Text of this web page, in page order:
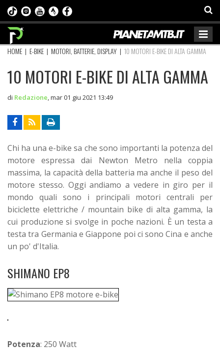
HOME | E-BIKE | MOTORI, BATTERIE, DISPLAY | 10 MOTORI E-BIKE DI ALTA GAMMA
10 MOTORI E-BIKE DI ALTA GAMMA
di Redazione mar 01 giu 2021 13:49
Chi ha una e-bike sa che sono importanti la potenza del
motore espressa dai Newton Metro nella coppia
massima, la capacità della batteria ma anche il peso del
motore stesso. Oggi andiamo a vedere in giro per il
mondo quali sono i principali motori centrali per
biciclette elettriche / mountain bike di alta gamma, la
cui produzione si svolge in poche nazioni. È un testa a
testa tra Germania e Giappone poi ci sono Cina e anche
un po' d'Italia.
SHIMANO EP8
Potenza: 250 Watt